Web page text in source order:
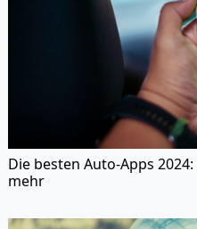
Die besten Auto-Apps
mehr